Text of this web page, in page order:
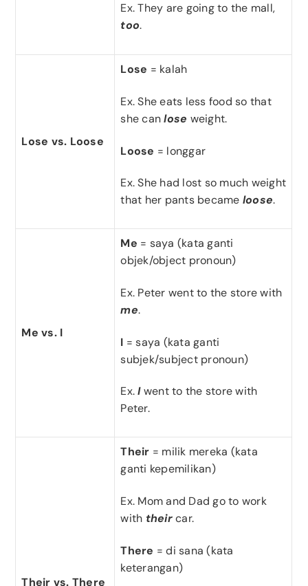
Ex. They are going to the mall,
too.
Lose vs. Loose
Lose = kalah
Ex. She eats less food so that
she canlose weight.
Loose = longgar
Ex. She had lost so much weight
that her pants became loose.
Me vs. I
Me = saya (kata ganti
objek/object pronoun)
Ex. Peter went to the store with
me.
I = saya (kata ganti
subjek/subject pronoun)
Ex.Iwent to the store with
Peter.
Their vs. There
Their = milik mereka (kata
ganti kepemilikan)
Ex. Mom and Dad go to work
with theircar.
There = di sana (kata
keterangan)